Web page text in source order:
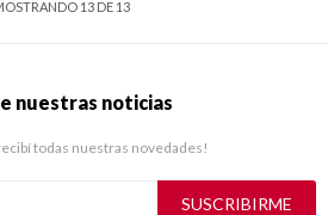
13DE 13
nuestras noticias
todas nuestras novedades!
SUSCRIBIRME